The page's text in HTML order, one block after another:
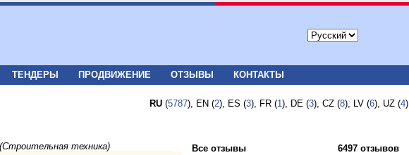
ТЕНДЕРЫ ПРОДВИЖЕНИЕ ОТЗЫВЫ КОНТАКТЫ
RU (5787), EN (2), ES (3), FR (1), DE (3), CZ (8), LV (6), UZ (4)
техника)
Все отзывы
6497 отзывов